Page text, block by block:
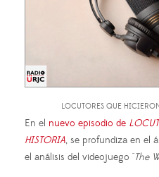
LOCUTORES QUE
En el nuevo episodio de
HISTORIA, se profundiza en el
el análisis del videojuego "The